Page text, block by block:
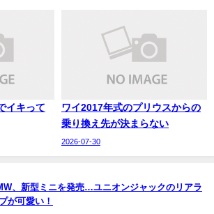
イキって
ワイ2017年式のプリウスからの
乗り換え先が決まらない
2026-07-30
、新型ミニを発売…ユニオンジャックのリアラ
が可愛い！